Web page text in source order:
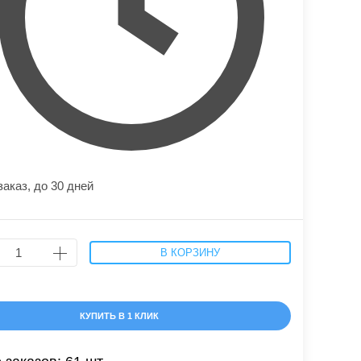
до 30 дней
В КОРЗИНУ
КУПИТЬ В 1 КЛИК